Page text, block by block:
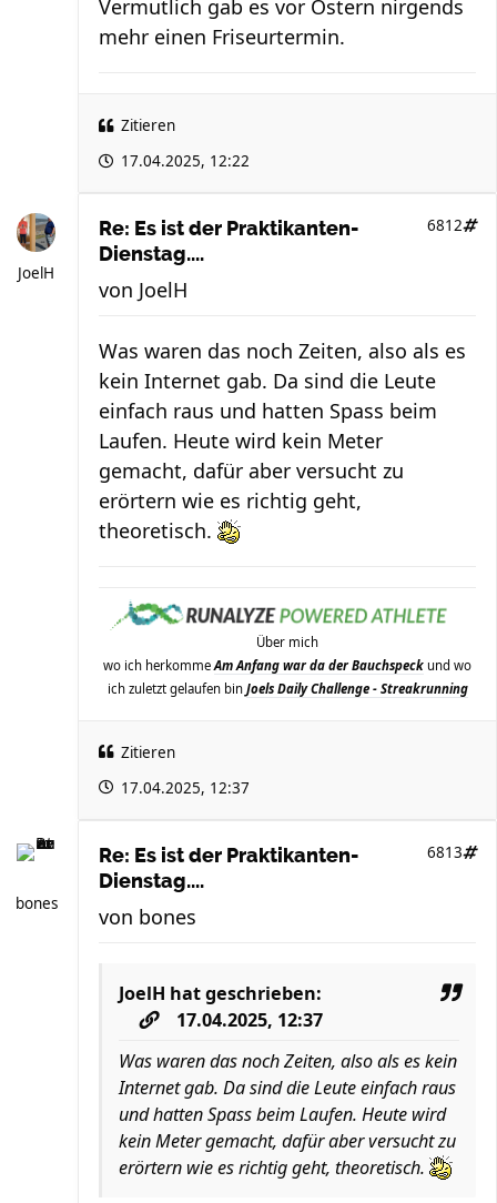
Vermutlich gab es vor Ostern nirgends
mehr einen Friseurtermin.
Zitieren
17.04.2025, 12:22
JoelH
Re: Es ist der Praktikanten-
Dienstag....
6812
von JoelH
Was waren das noch Zeiten, also als es
kein Internet gab. Da sind die Leute
einfach raus und hatten Spass beim
Laufen. Heute wird kein Meter
gemacht, dafür aber versucht zu
erörtern wie es richtig geht,
theoretisch.
Über mich
wo ich herkomme Am Anfang war da der Bauchspeck und wo
ich zuletzt gelaufen bin Joels Daily Challenge - Streakrunning
Zitieren
17.04.2025, 12:37
bones
Re: Es ist der Praktikanten-
Dienstag....
6813
von bones
JoelH hat geschrieben:
17.04.2025, 12:37
Was waren das noch Zeiten, also als es kein
Internet gab. Da sind die Leute einfach raus
und hatten Spass beim Laufen. Heute wird
kein Meter gemacht, dafür aber versucht zu
erörtern wie es richtig geht, theoretisch.